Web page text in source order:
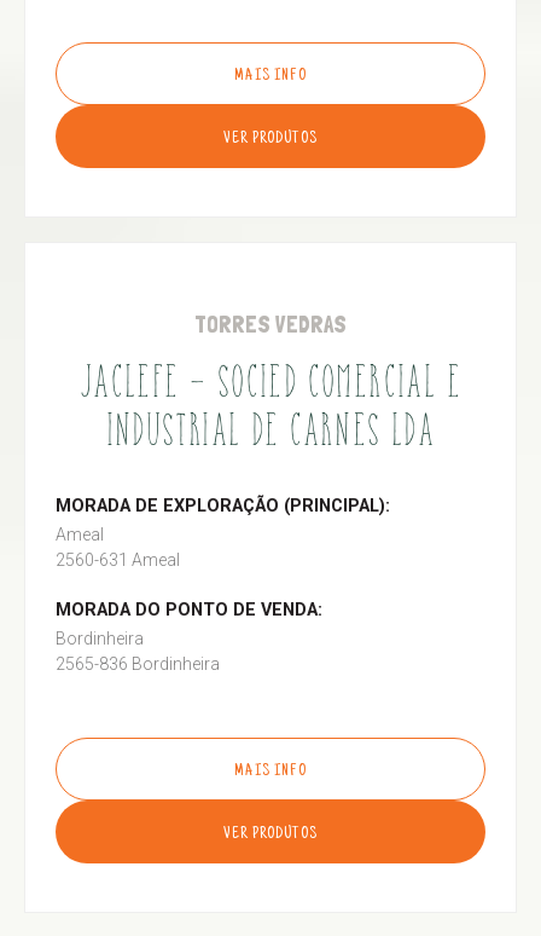
MAIS INFO
VER PRODUTOS
TORRES VEDRAS
JACLEFE - SOCIED COMERCIAL E
INDUSTRIAL DE CARNES LDA
MORADA DE EXPLORAÇÃO (PRINCIPAL):
Ameal
2560-631 Ameal
MORADA DO PONTO DE VENDA:
Bordinheira
2565-836 Bordinheira
MAIS INFO
VER PRODUTOS